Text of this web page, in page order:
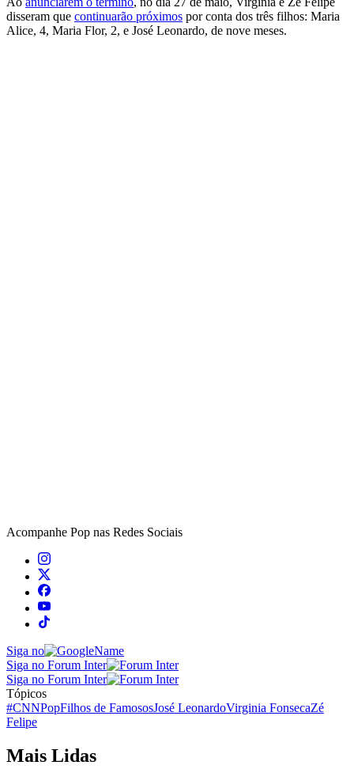
disseram que continuarão próximos por conta dos três filhos: Maria
Alice, 4, Maria Flor, 2, e José Leonardo, de nove meses.
Acompanhe Pop nas Redes Sociais
Siga no
Siga no Forum Inter
Siga no Forum Inter
Tópicos
#CNNPopFilhos de FamososJosé LeonardoVirginia FonsecaZé
Felipe
Mais Lidas